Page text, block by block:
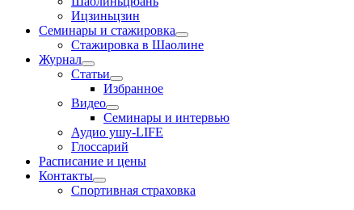
Ицзиньцзин
Семинары и стажировка
Стажировка в Шаолине
Журнал
Статьи
Избранное
Видео
Семинары и интервью
Аудио ушу-LIFE
Глоссарий
Расписание и цены
Контакты
Спортивная страховка